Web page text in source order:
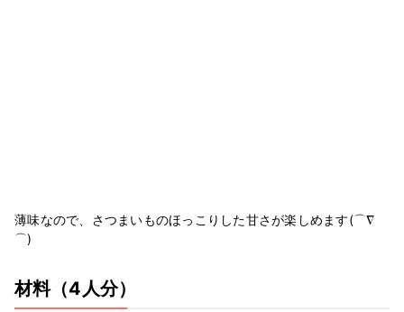
薄味なので、さつまいものほっこりした甘さが楽しめます(⌒∇
⌒)
材料（4人分）